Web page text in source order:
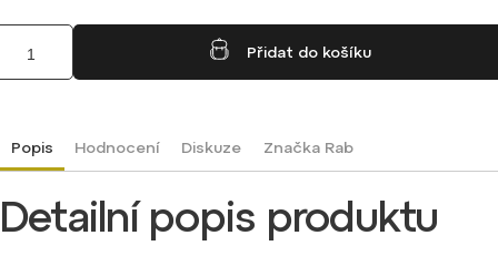
Přidat do košíku
Popis Hodnocení Diskuze ZnačkaRab
Detailní popis produktu